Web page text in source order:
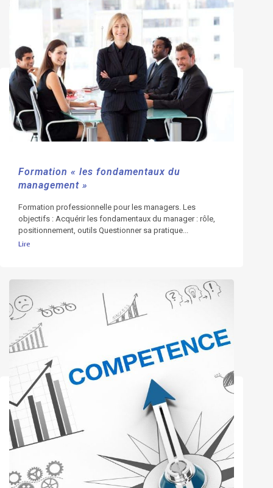
Formation « les fondamentaux du
management »
Formation professionnelle pour les managers. Les
objectifs : Acquérir les fondamentaux du manager : rôle,
positionnement, outils Questionner sa pratique...
Lire